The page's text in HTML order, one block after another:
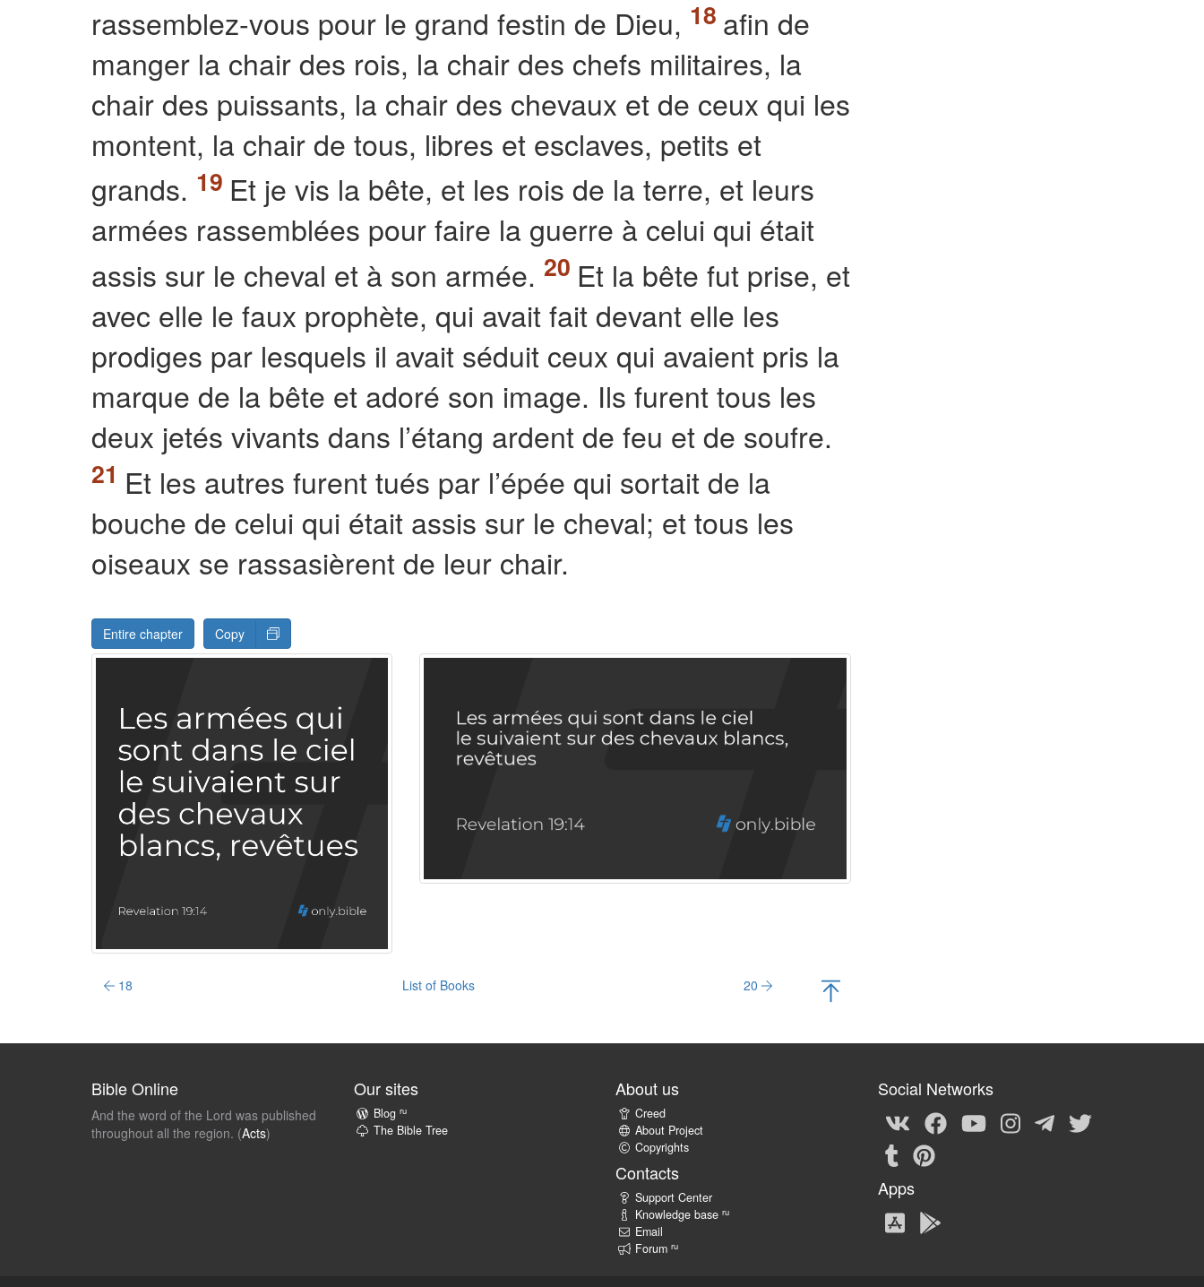
rassemblez-vous pour le grand festin de Dieu,
afin de
manger la chair des rois, la chair des chefs militaires, la
chair des puissants, la chair des chevaux et de ceux qui les
montent, la chair de tous, libres et esclaves, petits et
grands.
Et je vis la bête, et les rois de la terre, et leurs
armées rassemblées pour faire la guerre à celui qui était
assis sur le cheval et à son armée.
Et la bête fut prise, et
avec elle le faux prophète, qui avait fait devant elle les
prodiges par lesquels il avait séduit ceux qui avaient pris la
marque de la bête et adoré son image. Ils furent tous les
deux jetés vivants dans l’étang ardent de feu et de soufre.
Et les autres furent tués par l’épée qui sortait de la
bouche de celui qui était assis sur le cheval; et tous les
oiseaux se rassasièrent de leur chair.
Entire chapter Copy
18 List of Books 20
Bible Online
And the word of the Lord was published
throughout all the region. (Acts)
Our sites
Blog ru
The Bible Tree
About us
Creed
About Project
Copyrights
Contacts
Support Center
Knowledge base ru
Email
Forum ru
Social Networks
Apps